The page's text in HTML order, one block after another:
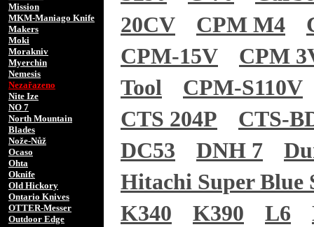
Mission
MKM-Maniago Knife
Makers
Moki
Morakniv
Myerchin
Nemesis
Nezařazeno
Nite Ize
NO 7
North Mountain
Blades
Nože-Nůž
Ocaso
Ohta
Oknife
Old Hickory
Ontario Knives
OTTER-Messer
Outdoor Edge
20CV
CPM M4
CPM-15V
CPM
Tool
CPM-S110V
CTS 204P
CTS-
DC53
DNH 7
Hitachi Super Blue
K340
K390 L6